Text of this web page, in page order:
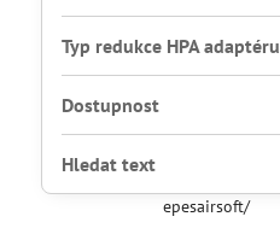
Typ redukce HPA adaptéru
Dostupnost
Hledat text
epesairsoft/